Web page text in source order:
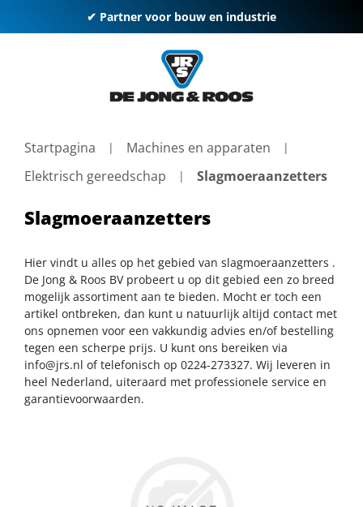
✔ Partner voor bouw en industrie
Startpagina
Machines en apparaten
Elektrisch gereedschap
Slagmoeraanzetters
Slagmoeraanzetters
Hier vindt u alles op het gebied van slagmoeraanzetters .
De Jong & Roos BV probeert u op dit gebied een zo breed
mogelijk assortiment aan te bieden. Mocht er toch een
artikel ontbreken, dan kunt u natuurlijk altijd contact met
ons opnemen voor een vakkundig advies en/of bestelling
tegen een scherpe prijs. U kunt ons bereiken via
info@jrs.nl of telefonisch op 0224-273327. Wij leveren in
heel Nederland, uiteraard met professionele service en
garantievoorwaarden.